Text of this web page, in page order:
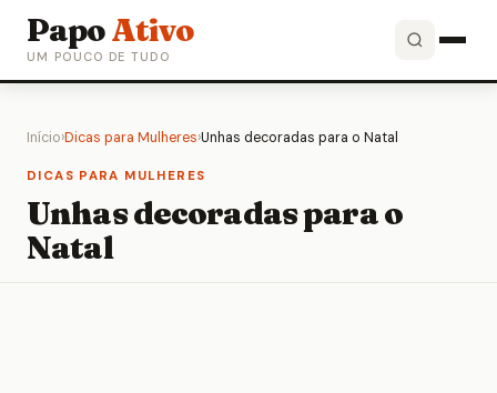
PapoAtivo
UM POUCO DE TUDO
Início›Dicas para Mulheres›Unhas decoradas para o Natal
DICAS PARA MULHERES
Unhas decoradas para o
Natal